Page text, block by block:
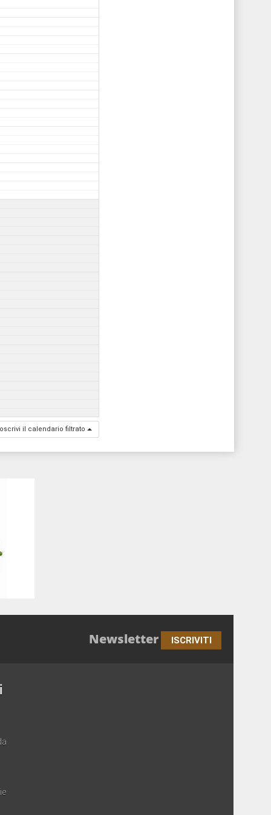
il calendario filtrato
Newsletter ISCRIVITI